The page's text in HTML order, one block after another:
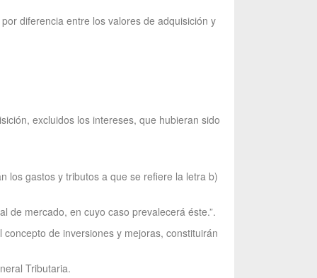
diferencia entre los valores de adquisición y
excluidos los intereses, que hubieran sido
los gastos y tributos a que se refiere la letra b)
de mercado, en cuyo caso prevalecerá éste.”.
de inversiones y mejoras, constituirán
Tributaria.